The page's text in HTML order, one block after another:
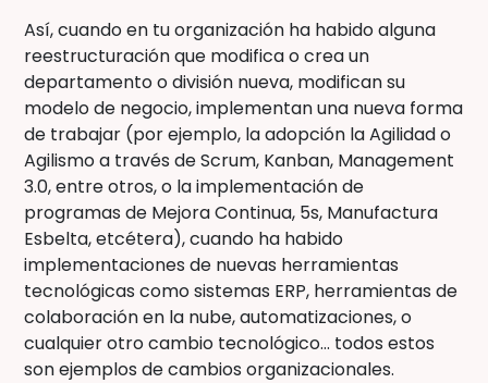
Así, cuando en tu organización ha habido alguna
reestructuración que modifica o crea un
departamento o división nueva, modifican su
modelo de negocio, implementan una nueva forma
de trabajar (por ejemplo, la adopción la Agilidad o
Agilismo a través de Scrum, Kanban, Management
3.0, entre otros, o la implementación de
programas de Mejora Continua, 5s, Manufactura
Esbelta, etcétera), cuando ha habido
implementaciones de nuevas herramientas
tecnológicas como sistemas ERP, herramientas de
colaboración en la nube, automatizaciones, o
cualquier otro cambio tecnológico… todos estos
son ejemplos de cambios organizacionales.